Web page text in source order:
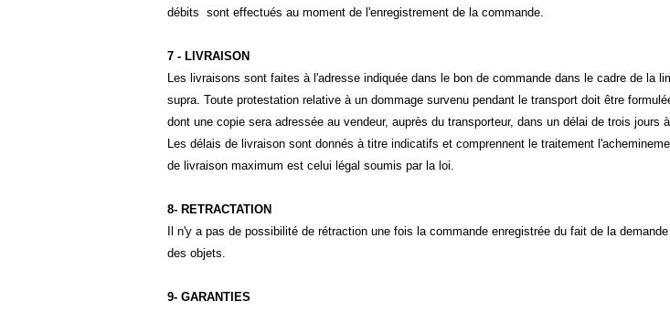
débits sont effectués au moment de l'enregistrement de la commande.
7 - LIVRAISON
Les livraisons sont faites à l'adresse indiquée dans le bon de commande dans le cadre de la
supra. Toute protestation relative à un dommage survenu pendant le transport doit être
dont une copie sera adressée au vendeur, auprès du transporteur, dans un délai de trois jours
Les délais de livraison sont donnés à titre indicatifs et comprennent le traitement
de livraison maximum est celui légal soumis par la loi.
8- RETRACTATION
Il n'y a pas de possibilité de rétraction une fois la commande enregistrée du fait de la
des objets.
9- GARANTIES